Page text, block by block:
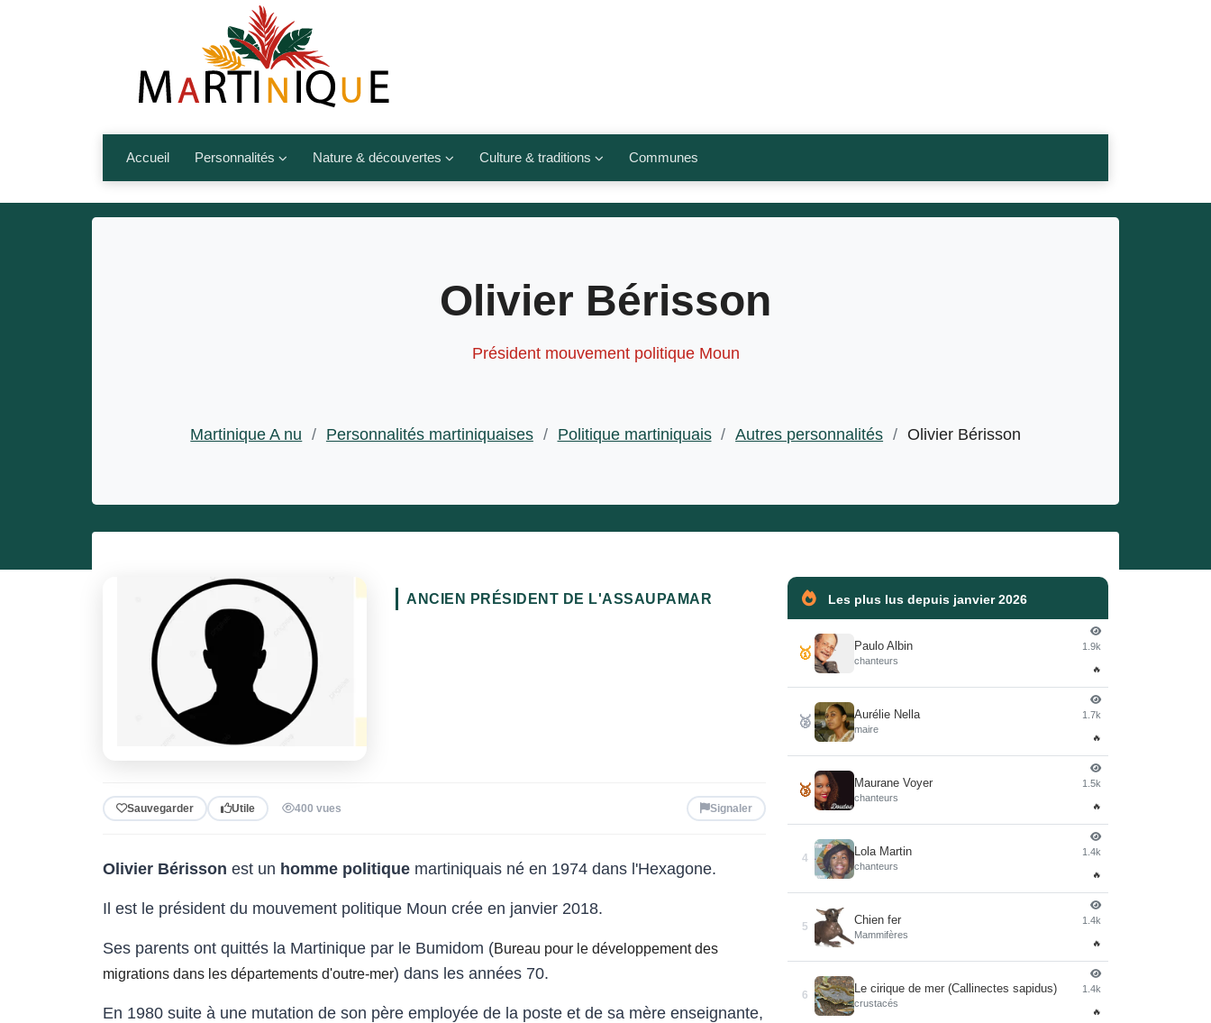
Accueil Personnalités
Artistes
Nature & découvertes
Fleurs, fruits, légumes
Culture & traditions
Culte et religions
populaires
Communes
Olivier Bérisson
Président mouvement politique Moun
Martinique A nu / Personnalités martiniquaises / Politique martiniquais / Autres personnalités / Olivier Bérisson
ANCIEN PRÉSIDENT DE L'ASSAUPAMAR
Sauvegarder Utile 400 vues Signaler
Olivier Bérisson est un homme politique martiniquais né en 1974 dans l'Hexagone.
Il est le président du mouvement politique Moun crée en janvier 2018.
Ses parents ont quittés la Martinique par le Bumidom (Bureau pour le développement des
migrations dans les départements d'outre-mer) dans les années 70.
En 1980 suite à une mutation de son père employée de la poste et de sa mère enseignante,
Les plus lus depuis janvier 2026
🥇 Paulo Albin
chanteurs
1.9k
🔥
🥈 Aurélie Nella
maire
1.7k
🔥
🥉 Maurane Voyer
chanteurs
1.5k
🔥
4
Lola Martin
chanteurs
1.4k
🔥
5
Chien fer
Mammifères
1.4k
🔥
6
Le cirique de mer (Callinectes sapidus)
crustacés
1.4k
🔥